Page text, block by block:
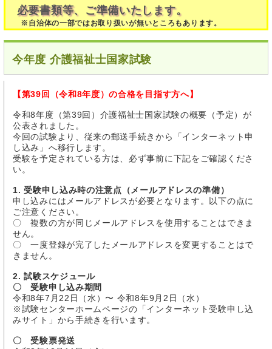
必要書類等、ご準備いたします。
※自治体の一部ではお取り扱いが無いところもあります。
今年度 介護福祉士国家試験
【第39回（令和8年度）の合格を目指す方へ】
令和8年度（第39回）介護福祉士国家試験の概要（予定）が
公表されました。
今回の試験より、従来の郵送手続きから「インターネット申
し込み」へ移行します。
受験を予定されている方は、必ず事前に下記をご確認くださ
い。
1. 受験申し込み時の注意点（メールアドレスの準備）
申し込みにはメールアドレスが必要となります。以下の点に
ご注意ください。
〇 複数の方が同じメールアドレスを使用することはできま
せん。
〇 一度登録が完了したメールアドレスを変更することはで
きません。
2. 試験スケジュール
〇 受験申し込み期間
令和8年7月22日（水）〜 令和8年9月2日（水）
※試験センターホームページの「インターネット受験申し込
みサイト」から手続きを行います。
〇 受験票発送